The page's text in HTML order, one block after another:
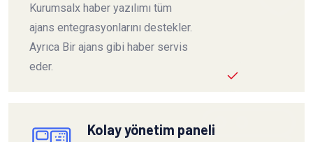
Kurumsalx haber yazılımı tüm
ajans entegrasyonlarını destekler.
Ayrıca Bir ajans gibi haber servis
eder.
Kolay yönetim paneli